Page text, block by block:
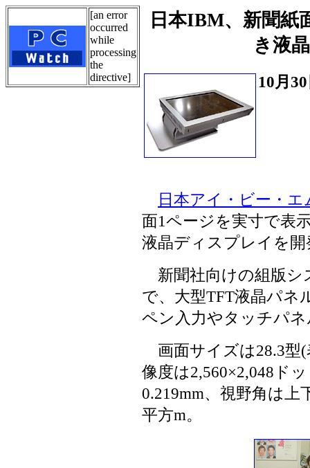
[an error
occurred
while
processing
the
directive]
日本IBM、新聞紙
き液
10月
日本アイ・ビー・
面1ページを実寸で表
液晶ディスプレイを開
新聞社向けの組版シ
で、大型TFT液晶パネ
ペン入力やタッチパ
画面サイズは28.3型(
像度は2,560×2,048ド
0.219mm、視野角は上
平方m。